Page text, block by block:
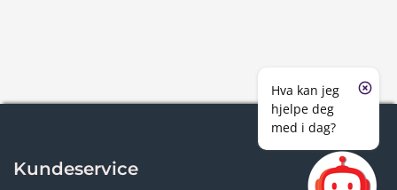
Hva kan jeg
hjelpe deg
med i dag?
Kundeservice